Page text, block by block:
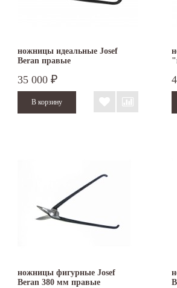
ножницы идеальные Josef
Beran правые
35 000 ₽
ножницы фигурные Josef
Beran 380 мм правые